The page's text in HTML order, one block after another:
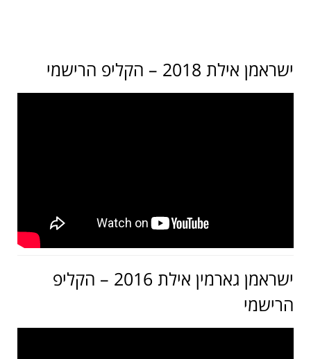
ישראמן אילת 2018 – הקליפ הרישמי
ישראמן גארמין אילת 2016 – הקליפ
הרישמי